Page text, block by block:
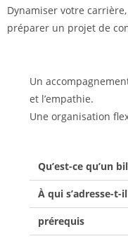
Dynamiser votre carrière,
préparer un projet de
Un
et l’empathie.
Une organisation
Qu’est-ce qu’un
À qui s’adresse-t-
prérequis